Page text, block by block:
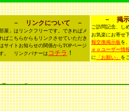
－ リンクについて －
屋」はリンクフリーです。できればメ
ばこちらからもリンクさせていただき
サイトお知らせの関係からTOPページ
。 リンクバナーは コチラ ！
－ 掲
ご訪問記念、し
お気楽にお寄せ
報交換掲示板を
ｅｏユーザー情
に 「お願い」 を